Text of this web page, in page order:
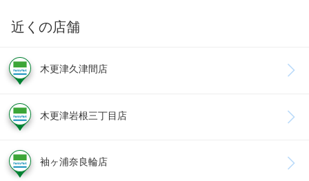
近くの店舗
木更津久津間店
木更津岩根三丁目店
袖ヶ浦奈良輪店